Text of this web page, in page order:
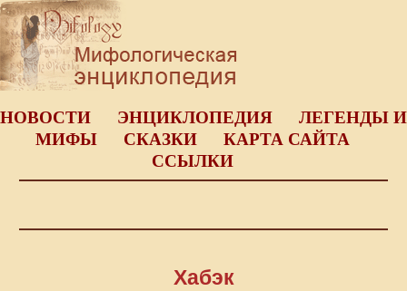
НОВОСТИ ЭНЦИКЛОПЕДИЯ
ЛЕГЕНДЫ И
МИФЫ
СКАЗКИ
КАРТА САЙТА
ССЫЛКИ
Хабэк